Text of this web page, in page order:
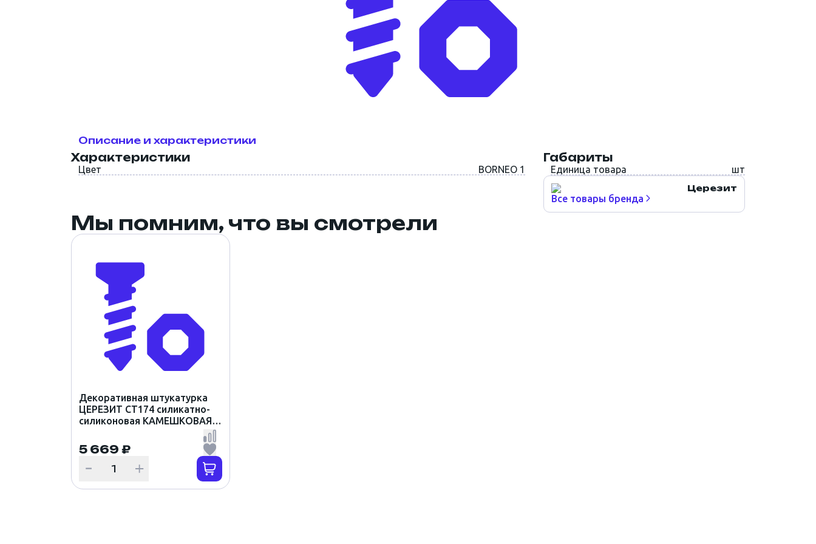
Описание и характеристики
Характеристики
Цвет BORNEO 1
Габариты
Единица товара шт
Церезит
Все товары бренда
Мы помним, что вы смотрели
Декоративная штукатурка
ЦЕРЕЗИТ CT174 силикатно-
силиконовая КАМЕШКОВАЯ
5 669 ₽